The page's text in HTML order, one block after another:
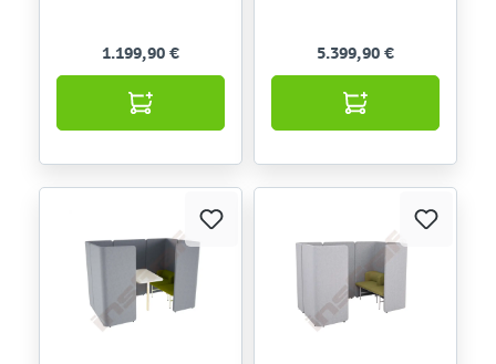
1.199,90 € 5.399,90 €